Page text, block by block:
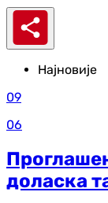
Најновије
09
06
доласка